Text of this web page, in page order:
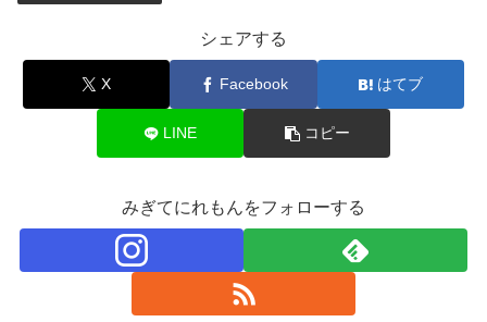
シェアする
X Facebook はてブ
LINE コピー
みぎてにれもんをフォローする